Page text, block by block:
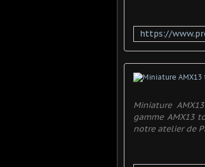
Miniature
gamme AMX13
notre atelier de